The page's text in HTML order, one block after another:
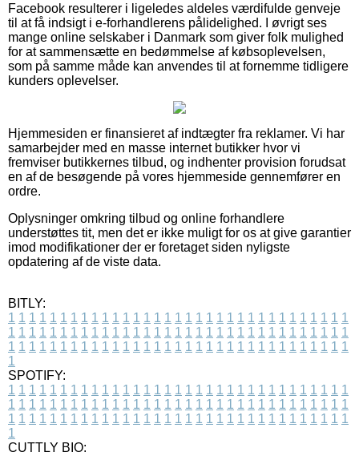
Facebook resulterer i ligeledes aldeles værdifulde genveje
til at få indsigt i e-forhandlerens pålidelighed. I øvrigt ses
mange online selskaber i Danmark som giver folk mulighed
for at sammensætte en bedømmelse af købsoplevelsen,
som på samme måde kan anvendes til at fornemme tidligere
kunders oplevelser.
Hjemmesiden er finansieret af indtægter fra reklamer. Vi har
samarbejder med en masse internet butikker hvor vi
fremviser butikkernes tilbud, og indhenter provision forudsat
en af de besøgende på vores hjemmeside gennemfører en
ordre.
Oplysninger omkring tilbud og online forhandlere
understøttes tit, men det er ikke muligt for os at give garantier
imod modifikationer der er foretaget siden nyligste
opdatering af de viste data.
BITLY:
1 1 1 1 1 1 1 1 1 1 1 1 1 1 1 1 1 1 1 1 1 1 1 1 1 1 1 1 1 1 1 1 1
1 1 1 1 1 1 1 1 1 1 1 1 1 1 1 1 1 1 1 1 1 1 1 1 1 1 1 1 1 1 1 1 1
1 1 1 1 1 1 1 1 1 1 1 1 1 1 1 1 1 1 1 1 1 1 1 1 1 1 1 1 1 1 1 1 1
1
SPOTIFY:
1 1 1 1 1 1 1 1 1 1 1 1 1 1 1 1 1 1 1 1 1 1 1 1 1 1 1 1 1 1 1 1 1
1 1 1 1 1 1 1 1 1 1 1 1 1 1 1 1 1 1 1 1 1 1 1 1 1 1 1 1 1 1 1 1 1
1 1 1 1 1 1 1 1 1 1 1 1 1 1 1 1 1 1 1 1 1 1 1 1 1 1 1 1 1 1 1 1 1
1
CUTTLY BIO: